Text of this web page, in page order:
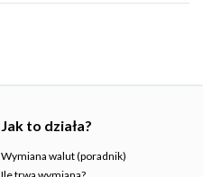
Jak to działa?
Wymiana walut (poradnik)